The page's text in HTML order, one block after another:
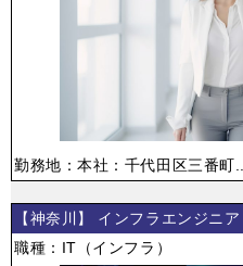
勤務地：本社：千代田区三番町...
【神奈川】 インフラエンジニア
職種：IT（インフラ）